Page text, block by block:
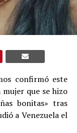
confirmó este
que se hizo
bonitas» tras
a Venezuela el